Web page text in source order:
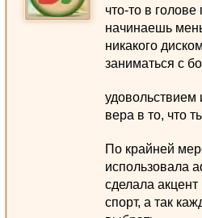
что-то в
начинаешь
никакого
заниматься с
удовольствием
вера в то, что
По крайней
использовала
сделала
спорт, а так